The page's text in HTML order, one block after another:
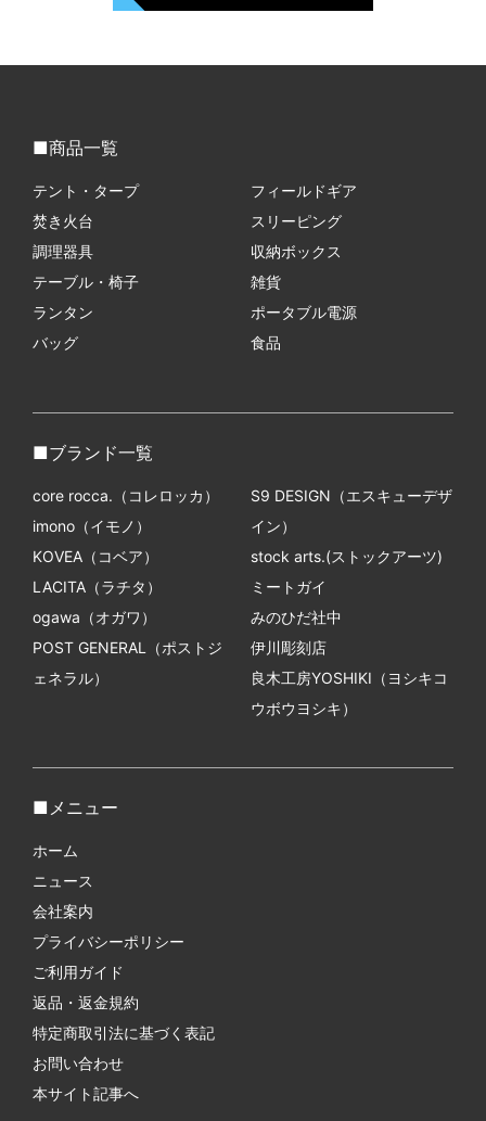
商品一覧
テント・タープ
焚き火台
調理器具
テーブル・椅子
ランタン
バッグ
フィールドギア
スリーピング
収納ボックス
雑貨
ポータブル電源
食品
ブランド一覧
core rocca.（コレロッカ）
imono（イモノ）
KOVEA（コベア）
LACITA（ラチタ）
ogawa（オガワ）
POST GENERAL（ポストジ
ェネラル）
S9 DESIGN（エスキューデザ
イン）
stock arts.(ストックアーツ)
ミートガイ
みのひだ社中
伊川彫刻店
良木工房YOSHIKI（ヨシキコ
ウボウヨシキ）
メニュー
ホーム
ニュース
会社案内
プライバシーポリシー
ご利用ガイド
返品・返金規約
特定商取引法に基づく表記
お問い合わせ
本サイト記事へ